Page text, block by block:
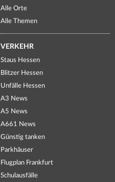
Alle Orte
Alle Themen
VERKEHR
Staus Hessen
Blitzer Hessen
Unfälle Hessen
A3 News
A5 News
A661 News
Günstig tanken
Parkhäuser
Flugplan Frankfurt
Schulausfälle